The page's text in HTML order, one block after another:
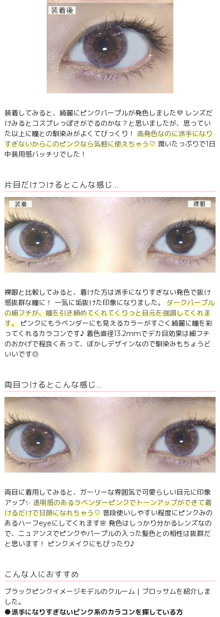
装着してみると、綺麗にピンクパープルが発色しました💜 レンズだ
けみるとコスプレっぽさがでるのかな？と思いましたが、思ってい
た以上に瞳との馴染みがよくてびっくり！ 高発色なのに派手になり
すぎないからこのピンクなら気軽に使えちゃう♡潤いたっぷりで1日
中装用感バッチリでした！
片目だけつけるとこんな感じ…
裸眼と比較してみると、着けた方は派手になりすぎない発色で抜け
感抜群な瞳に！ 一気に垢抜けた印象になりました。 ダークパープル
の細フチが、瞳を引き締めてくれてくりっと目元を強調してくれま
す。ピンクにもラベンダーにも見えるカラーがすごく綺麗に瞳を彩
ってくれるカラコンです♪ 着色直径13.2mmでデカ目効果は細フチ
のおかげで程良くあって、ぼかしデザインなので馴染みもちょうど
いいです◎
両目つけるとこんな感じ…
両目に着用してみると、ガーリーな雰囲気で可愛らしい目元に印象
アップ✨ 透明感のあるラベンダーピンクでトーンアップができて着
けるだけで甘顔になれちゃう♡普段使いしやすい程度にピンクみの
あるハーフeyeにしてくれます🌸 発色はしっかり分かるレンズなの
で、ニュアンスでピンクやパープルの入った髪色との相性は抜群だ
と思います！ ピンクメイクにもぴったり♪
こんな人におすすめ
ブラックピンクイメージモデルのクルーム｜ブロッサムを紹介しま
した。
●派手になりすぎないピンク系のカラコンを探している方